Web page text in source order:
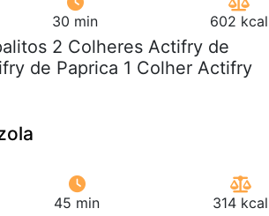
30 min 602 kcal
2 Colheres Actifry de
de Paprica 1 Colher Actifry
45 min 314 kcal